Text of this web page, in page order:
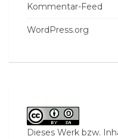
Kommentar-Feed
WordPress.org
Dieses Werk bzw.